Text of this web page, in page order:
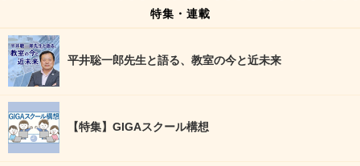
特集・連載
平井聡一郎先生と語る、教室の今と近未来
【特集】GIGAスクール構想